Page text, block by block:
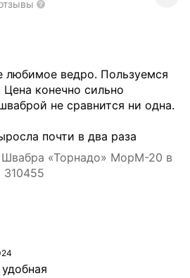
любимое ведро. Пользуемся
конечно сильно
не сравнится ни одна.
почти в два раза
«Торнадо» MopM-20 в
310455